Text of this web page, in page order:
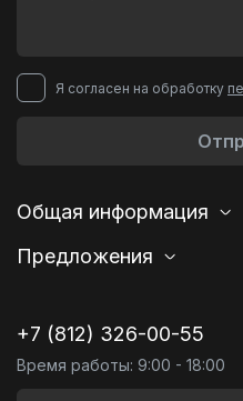
Я согласен на обработку
Общая информация
Предложения
+7 (812) 326-00-55
Время работы: 9:00 - 18:00